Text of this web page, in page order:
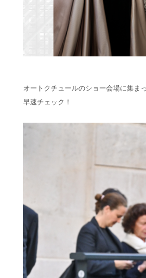
オートクチュールのショー会場に集ま
早速チェック！